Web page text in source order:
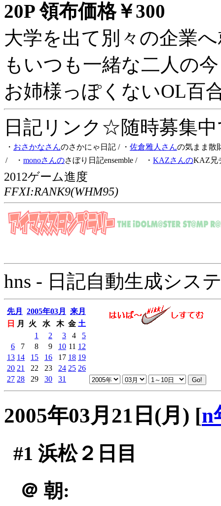
20P 領布価格￥300
大学を出て別々の企業
もいつも一緒な二人の
お姉様っぽくないOL百
日記リンク☆随時募集
・ おさかなさんのさかにゃ日記 / ・ 佐倉雅人さんの気まま散
/ ・ monoさんのさぼり日記ensemble / ・ KAZさんのKAZ兄
2012ゲーム進度
FFXI:RANK9(WHM95)
hns - 日記自動生成シス
先月 2005年03月
来月
日
月 火 水 木 金 土
1
2 3 4
5
6
7 8 9 10 11 12
13 14 15 16 17 18 19
20 21 22 23 24 25 26
27 28 29 30 31
2005年03月21日(月) [n
#1 浜松２日目
＠ 朝: